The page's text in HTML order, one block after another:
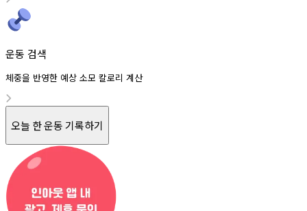
운동 검색
체중을 반영한 예상 소모 칼로리 계산
오늘 한 운동 기록하기